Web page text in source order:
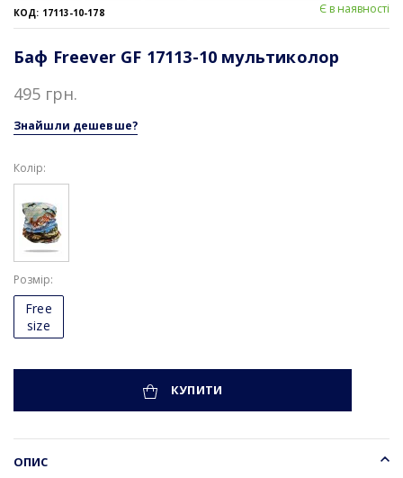
КОД: 17113-10-178 Є в наявності
Баф Freever GF 17113-10 мультиколор
495 грн.
Знайшли дешевше?
Колір:
Розмір
Free
size
КУПИТИ
ОПИС